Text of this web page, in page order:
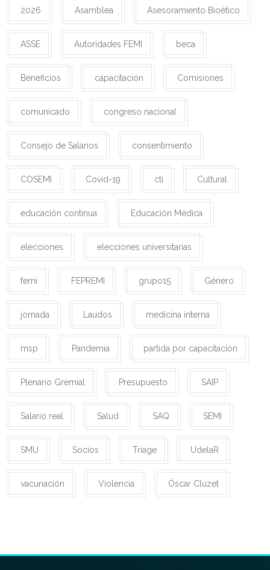
2026 Asamblea Asesoramiento Bioético
ASSE Autoridades FEMI beca
Beneficios capacitación Comisiones
comunicado congreso nacional
Consejo de Salarios consentimiento
COSEMI Covid-19 cti Cultural
educación continua Educación Médica
elecciones elecciones universitarias
femi FEPREMI grupo15 Género
jornada Laudos medicina interna
msp Pandemia partida por capacitación
Plenario Gremial Presupuesto SAIP
Salario real Salud SAQ SEMI
SMU Socios Triage UdelaR
vacunación Violencia Óscar Cluzet